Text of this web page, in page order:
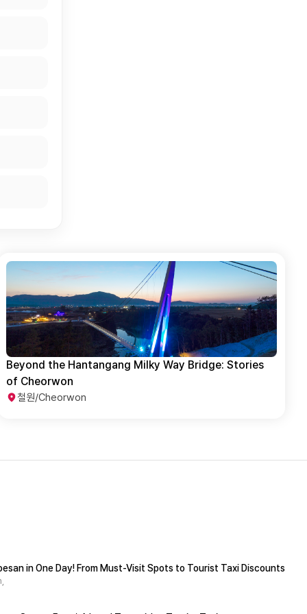
Beyond the Hantangang Milky Way Bridge: Stories
of Cheorwon
철원/Cheorwon
in One Day! From Must-Visit Spots to Tourist Taxi Discounts